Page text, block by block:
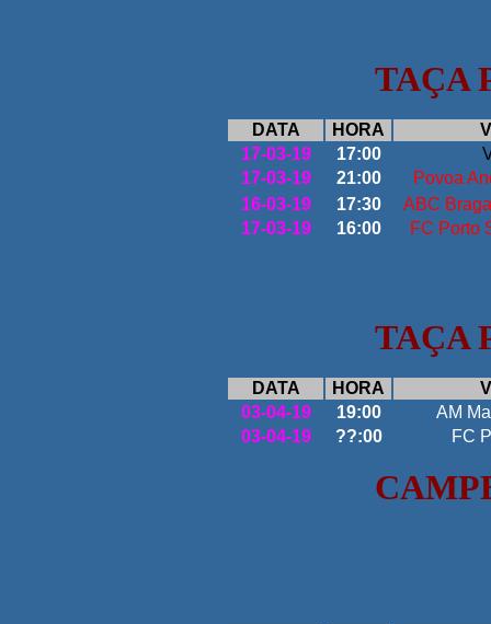
TAÇA
DATA HORA
17-03-19
17:00
17-03-19
21:00
Povoa
16-03-19
17:30
ABC
17-03-19
16:00 FC Porto
TAÇA
DATA HORA
03-04-19
19:00
AM
03-04-19
??:00 FC